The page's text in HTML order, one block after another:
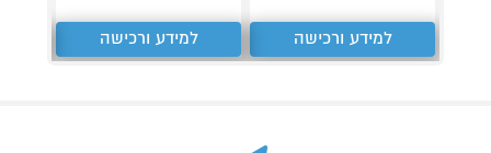
למידע ורכישה למידע ורכישה